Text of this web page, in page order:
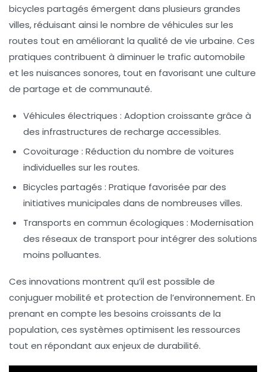
bicycles partagés émergent dans plusieurs grandes
villes, réduisant ainsi le nombre de véhicules sur les
routes tout en améliorant la qualité de vie urbaine. Ces
pratiques contribuent à diminuer le trafic automobile
et les nuisances sonores, tout en favorisant une culture
de partage et de communauté.
Véhicules électriques : Adoption croissante grâce à
des infrastructures de recharge accessibles.
Covoiturage : Réduction du nombre de voitures
individuelles sur les routes.
Bicycles partagés : Pratique favorisée par des
initiatives municipales dans de nombreuses villes.
Transports en commun écologiques : Modernisation
des réseaux de transport pour intégrer des solutions
moins polluantes.
Ces innovations montrent qu’il est possible de
conjuguermobilité et protection de l’environnement. En
prenant en compte les besoins croissants de la
population, ces systèmes optimisent les ressources
tout en répondant aux enjeux de durabilité.